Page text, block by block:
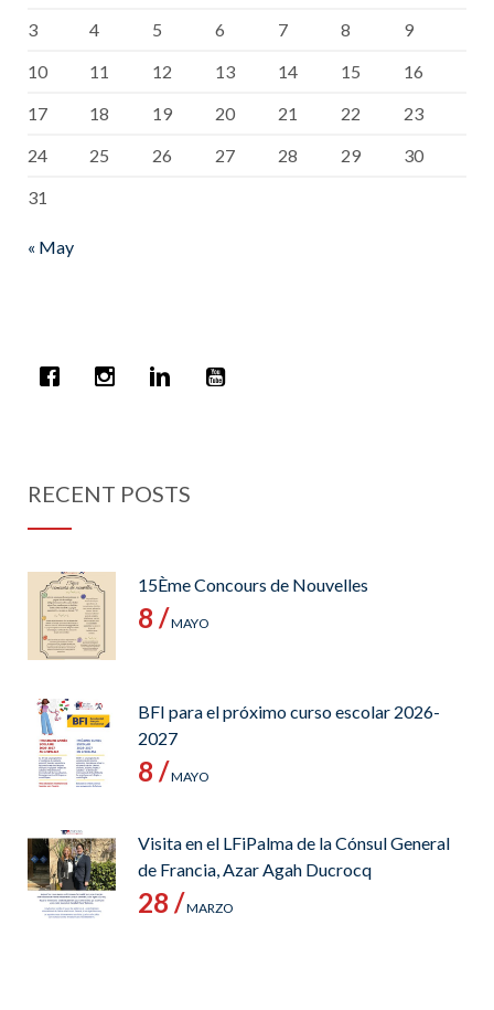
3 4 5 6 7 8
9
10
11 12 13 14 15
16
17
18 19 20 21 22
23
24
25 26 27 28 29
30
31
« May
RECENT POSTS
15Ème Concours de Nouvelles
8 /MAYO
BFI para el próximo curso escolar 2026-
2027
8 /MAYO
Visita en el LFiPalma de la Cónsul General
de Francia, Azar Agah Ducrocq
28 /MARZO